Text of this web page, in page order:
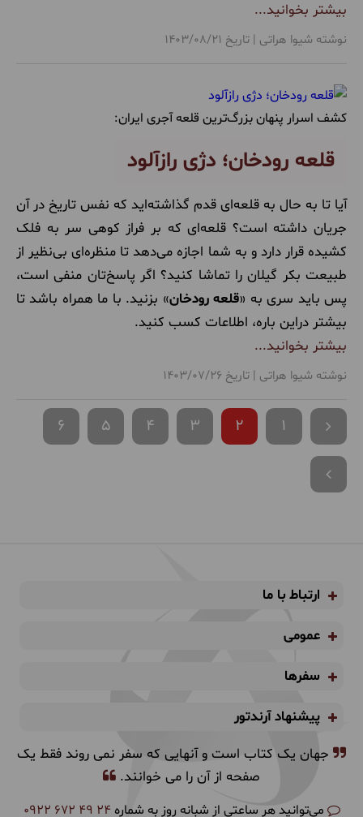
بیشتر بخوانید...
نوشته شیوا هراتی | تاریخ 1403/08/21
کشف اسرار پنهان بزرگ‌ترین قلعه آجری ایران:
قلعه رودخان؛ دژی رازآلود
آیا تا به حال به قلعه‌ای قدم گذاشته‌اید که نفس تاریخ در آن
جریان داشته است؟ قلعه‌ای که بر فراز کوهی سر به فلک
کشیده قرار دارد و به شما اجازه می‌دهد تا منظره‌ای بی‌نظیر از
طبیعت بکر گیلان را تماشا کنید؟ اگر پاسخ‌تان منفی است،
پس باید سری به «قلعه رودخان» بزنید. با ما همراه باشد تا
بیشتر دراین باره، اطلاعات کسب کنید.
بیشتر بخوانید...
نوشته شیوا هراتی | تاریخ 1403/07/26
1
2
3
4
5
6
ارتباط با ما
عمومی
سفرها
پیشنهاد آرندتور
جهان یک کتاب است و آنهایی که سفر نمی روند فقط یک
صفحه از آن را می خوانند.
می‌توانید هر ساعتی از شبانه روز به شماره 0922 672 49 24